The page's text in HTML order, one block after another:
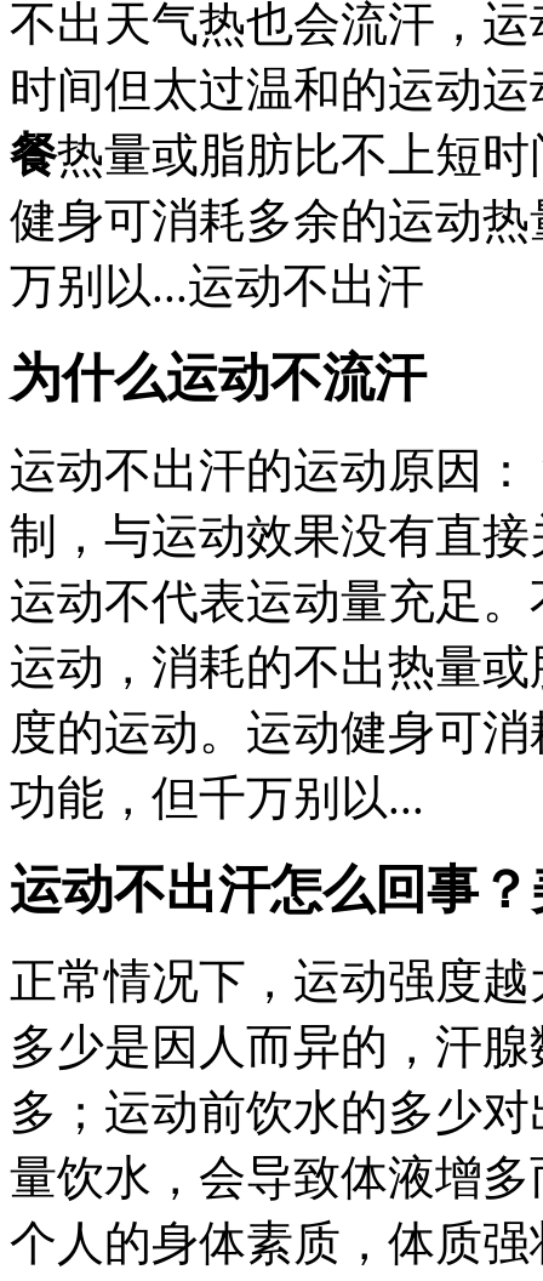
不出天气热也会流汗，
时间但太过温和的运动
餐热量或脂肪比不上短
健身可消耗多余的运动
万别以...运动不出汗
为什么运动不流汗
运动不出汗的运动原因
制，与运动效果没有直
运动不代表运动量充足
运动，消耗的不出热量
度的运动。运动健身可
功能，但千万别以...
运动不出汗怎么回事？
正常情况下，运动强度
多少是因人而异的，汗
多；运动前饮水的多少
量饮水，会导致体液增
个人的身体素质，体质强